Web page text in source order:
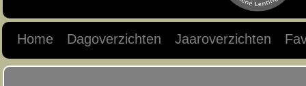
Home Dagoverzichten Jaaroverzichten